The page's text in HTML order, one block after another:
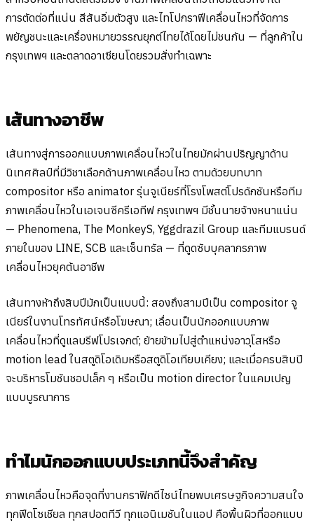
การตัดต่อที่แน่น สีสันอิ่มตัวสูง และไทโปกราฟีเคลื่อนไหวที่จัดการ
พยัญชนะและเครื่องหมายวรรณยุกต์ไทยได้โดยไม่ชนกัน — ที่ลูกค้าใน
กรุงเทพฯ และตลาดอาเซียนโดยรวมสั่งทำเฉพาะ
เส้นทางอาชีพ
เส้นทางสู่การออกแบบภาพเคลื่อนไหวในไทยมักผ่านปริญญาด้าน
นิเทศศิลป์ที่มีวิชาเลือกด้านภาพเคลื่อนไหว ตามด้วยบทบาท
compositor หรือ animator รุ่นจูเนียร์ที่โรงโพสต์โปรดักชันหรือทีม
ภาพเคลื่อนไหวในเอเจนซีครีเอทีฟ กรุงเทพฯ มีชั้นนายจ้างหนาแน่น
— Phenomena, The MonkeyS, Yggdrazil Group และทีมแบรนด์
ภายในของ LINE, SCB และเซ็นทรัล — ที่ดูดซับบุคลากรภาพ
เคลื่อนไหวยุคต้นอาชีพ
เส้นทางห้าถึงสิบปีมักเป็นแบบนี้: สองถึงสามปีเป็น compositor จู
เนียร์ในงานโทรทัศน์หรือโฆษณา; เลื่อนเป็นนักออกแบบภาพ
เคลื่อนไหวที่ดูแลบรีฟโปรเจกต์; ย้ายข้ามไปสู่ตำแหน่งอาวุโสหรือ
motion lead ในสตูดิโอเดิมหรือสตูดิโอเทียบเคียง; และเมื่อครบสิบปี
จะบริหารโมชันชอปเล็ก ๆ หรือเป็น motion director ในแคมเปญ
แบบบูรณาการ
ทำไมนักออกแบบประเภทนี้จึงสำคัญ
ภาพเคลื่อนไหวคือจุดที่งานกราฟิกดีไซน์ไทยพบเศรษฐกิจความสนใจ
ทุกฟีดโซเชียล ทุกสปอตทีวี ทุกแอนิเมชันในแอป คือพื้นผิวที่ออกแบบ